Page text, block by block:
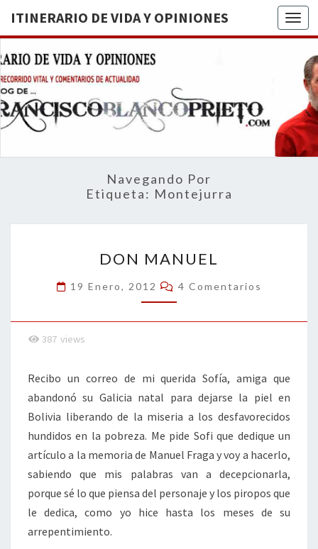
ITINERARIO DE VIDA Y OPINIONES
DE
BREVE
RECORRIDO
VITAL Y
ACTUALIDAD
Navegando Por
Etiqueta: Montejurra
MANUEL
DON MANUEL
19 Enero, 2012 Comentarios
4 Comentarios
387 views
Recibo un correo de mi querida Sofía, amiga que
abandonó su Galicia natal para dejarse la piel en
Bolivia liberando de la miseria a los desfavorecidos
hundidos en la pobreza. Me pide Sofi que dedique un
artículo a la memoria de Manuel Fraga y voy a hacerlo,
sabiendo que mis palabras van a decepcionarla,
porque sé lo que piensa del personaje y los piropos que
le dedica, como yo hice hasta los meses de su
arrepentimiento.